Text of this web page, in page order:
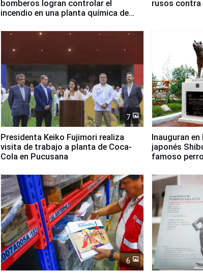
bomberos logran controlar el
incendio en una planta química de
rusos contra
7
Presidenta Keiko Fujimori realiza
visita de trabajo a planta de Coca-
Cola en Pucusana
Inauguran
japonés
famoso
6